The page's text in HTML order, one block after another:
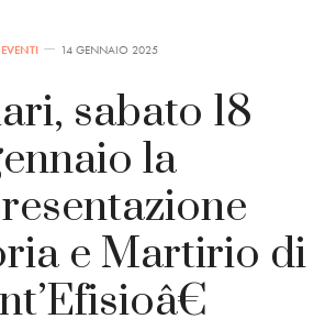
EVENTI 14 GENNAIO 2025
sabato 18
la
e Martirio di